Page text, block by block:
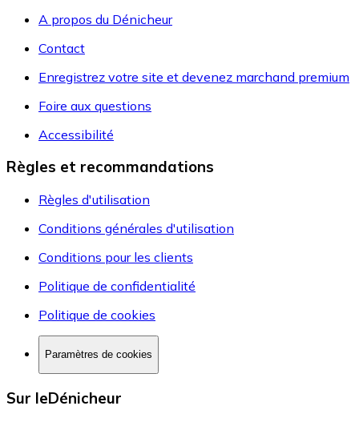
A propos du Dénicheur
Contact
Enregistrez votre site et devenez marchand premium
Foire aux questions
Accessibilité
Règles et recommandations
Règles d'utilisation
Conditions générales d'utilisation
Conditions pour les clients
Politique de confidentialité
Politique de cookies
Paramètres de cookies
Sur leDénicheur